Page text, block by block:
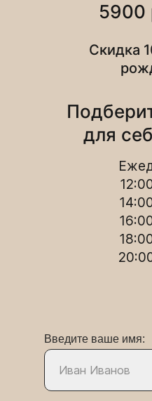
Введите ваше имя:
5900
для
Скидка